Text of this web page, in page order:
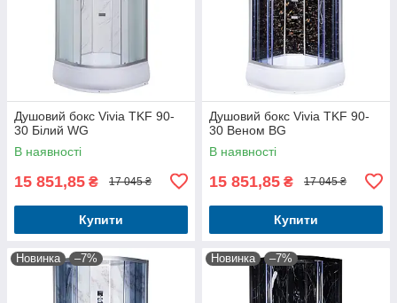
Душовий бокс Vivia TKF 90-
30 Білий WG
В наявності
15 851,85 ₴ 17 045 ₴
Купити
Душовий бокс Vivia TKF 90-
30 Веном BG
В наявності
15 851,85 ₴ 17 045 ₴
Купити
Новинка –7% Новинка –7%